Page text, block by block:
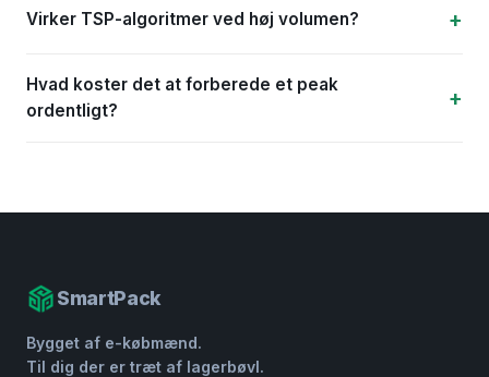
Virker TSP-algoritmer ved høj volumen?
Hvad koster det at forberede et peak
ordentligt?
SmartPack
Bygget af e-købmænd.
Til dig der er træt af lagerbøvl.